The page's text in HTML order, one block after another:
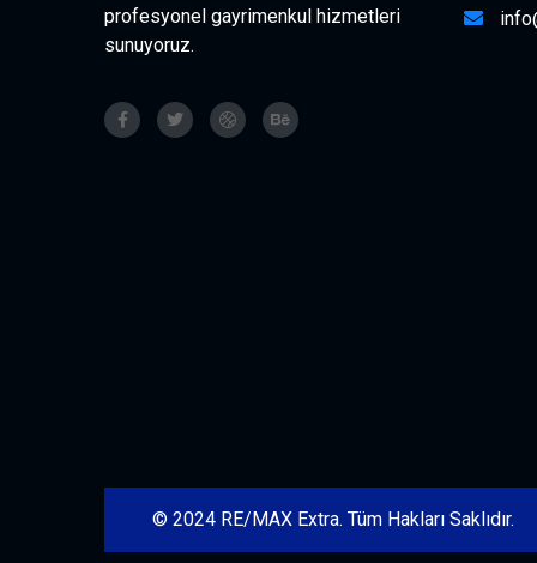
profesyonel gayrimenkul hizmetleri
sunuyoruz.
© 2024 RE/MAX Extra. Tüm Hakları Saklıdır.